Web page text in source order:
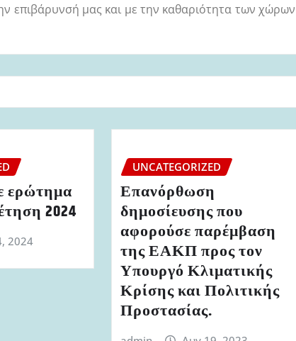
επιβάρυνσή μας και με την καθαριότητα των χώρων
ερώτημα
2024
2024
UNCATEGORIZED
Επανόρθωση
δημοσίευσης που
αφορούσε παρέμβαση
της ΕΑΚΠ προς τον
Υπουργό Κλιματικής
Κρίσης και Πολιτικής
Προστασίας.